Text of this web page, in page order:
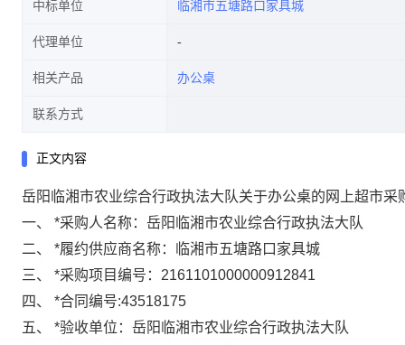
中标单位 临湘市五塘路口家具城
代理单位
相关产品 办公桌
联系方式
正文内容
岳阳临湘市农业综合行政执法大队关于办公桌的网上超市采
一、 *采购人名称： 岳阳临湘市农业综合行政执法大队
二、 *履约供应商名称：
临湘市五塘路口家具城
三、 *采购项目编号： 2161101000000912841
四、 *合同编号:43518175
五、 *验收单位： 岳阳临湘市农业综合行政执法大队